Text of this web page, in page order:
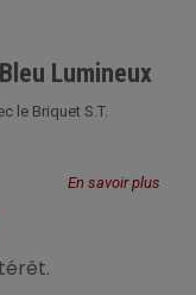
Lumineux
le Briquet S.T.
En savoir plus